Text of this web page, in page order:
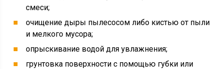
смеси;
очищение дыры пылесосом либо кистью от пыли
и мелкого мусора;
опрыскивание водой для увлажнения;
грунтовка поверхности с помощью губки или